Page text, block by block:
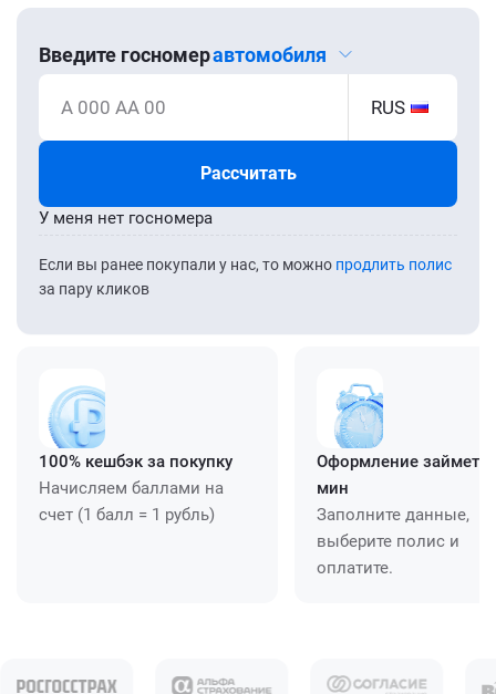
Введите госномеравтомобиля
А 000 АА 00 RUS
Рассчитать
Если вы ранее покупали у нас, то можно продлить полис
за пару кликов
У меня нет госномера
100% кешбэк за покупку
Начисляем баллами на
счет (1 балл = 1 рубль)
Оформление займет
мин
Заполните данные,
выберите полис и
оплатите.